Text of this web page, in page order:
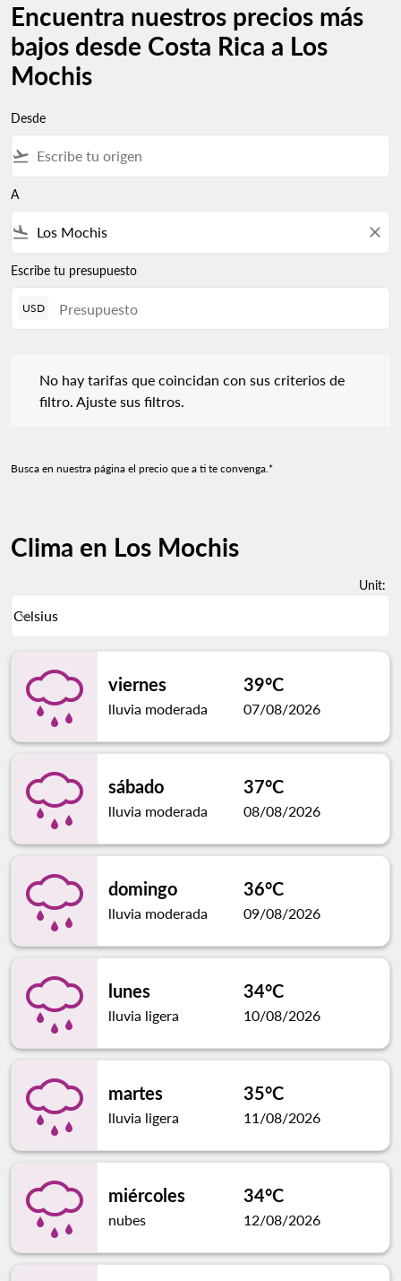
Encuentra nuestros precios más
bajos desde Costa Rica a Los
Mochis
Desde
flight_takeoff
A
flight_land close
Escribe tu presupuesto
USD
No hay tarifas que coincidan con sus criterios de
filtro. Ajuste sus filtros.
Busca en nuestra página el precio que a ti te convenga.*
Clima en Los Mochis
Unit:
Celsius
keyboard_arrow_down
viernes
lluvia moderada
39°C
07/08/2026
sábado
lluvia moderada
37°C
08/08/2026
domingo
lluvia moderada
36°C
09/08/2026
lunes
lluvia ligera
34°C
10/08/2026
martes
lluvia ligera
35°C
11/08/2026
miércoles
nubes
34°C
12/08/2026